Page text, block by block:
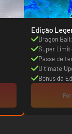
Edição
Dragon
Super
Passe de
Ultimate
Bónus da